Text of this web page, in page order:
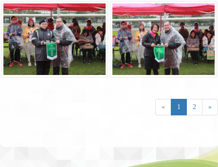
« 1 2 »